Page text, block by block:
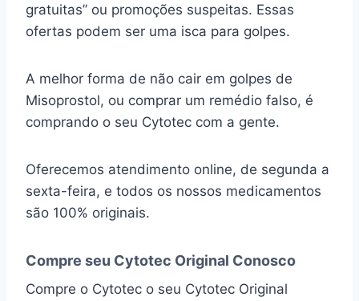
gratuitas” ou promoções suspeitas. Essas
ofertas podem ser uma isca para golpes.
A melhor forma de não cair em golpes de
Misoprostol, ou comprar um remédio falso, é
comprando o seu Cytotec com a gente.
Oferecemos atendimento online, de segunda a
sexta-feira, e todos os nossos medicamentos
são 100% originais.
Compre seu Cytotec Original Conosco
Compre o Cytotec o seu Cytotec Original